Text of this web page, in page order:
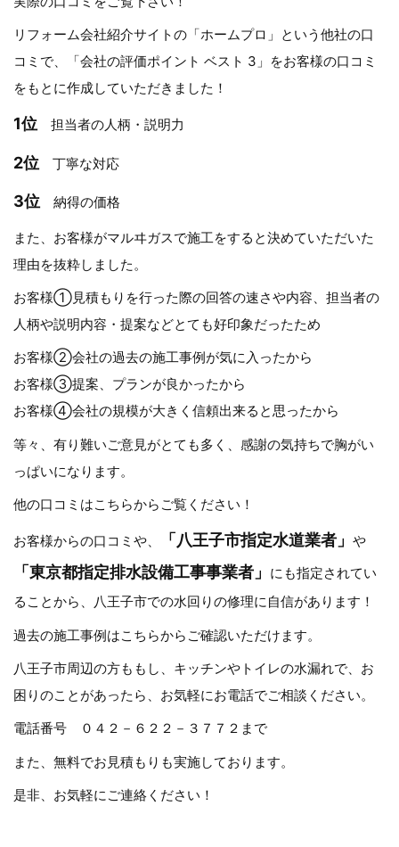
リフォーム会社紹介サイトの「ホームプロ」という他社の口
コミで、「会社の評価ポイント ベスト 3」をお客様の口コミ
をもとに作成していただきました！
1位 担当者の人柄・説明力
2位 丁寧な対応
3位 納得の価格
また、お客様がマルヰガスで施工をすると決めていただいた
理由を抜粋しました。
お客様①見積もりを行った際の回答の速さや内容、担当者の
人柄や説明内容・提案などとても好印象だったため
お客様②会社の過去の施工事例が気に入ったから
お客様③提案、プランが良かったから
お客様④会社の規模が大きく信頼出来ると思ったから
等々、有り難いご意見がとても多く、感謝の気持ちで胸がい
っぱいになります。
他の口コミはこちらから ご覧ください！
お客様からの口コミや、 「八王子市指定水道業者」 や
「東京都指定排水設備工事事業者」 にも指定されてい
ることから、八王子市での水回りの修理に自信があります！
過去の施工事例はこちらから ご確認いただけます。
八王子市周辺の方ももし、キッチンやトイレの水漏れで、お
困りのことがあったら、お気軽にお電話でご相談ください。
電話番号 ０４２－６２２－３７７２まで
また、無料でお見積もりも実施しております。
是非、お気軽にご連絡ください！